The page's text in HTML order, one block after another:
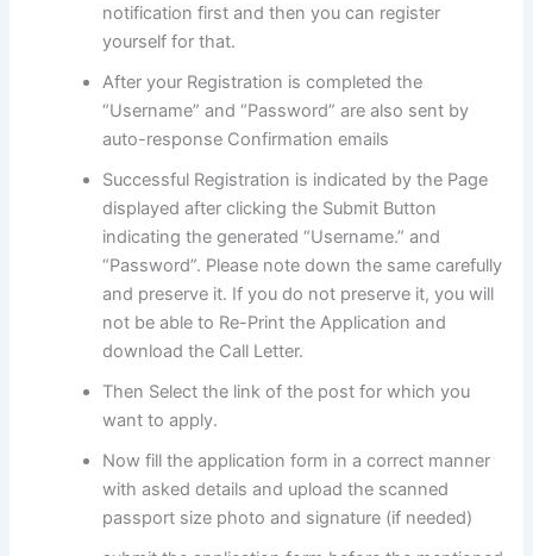
notification first and then you can register
yourself for that.
After your Registration is completed the
“Username” and “Password” are also sent by
auto-response Confirmation emails
Successful Registration is indicated by the Page
displayed after clicking the Submit Button
indicating the generated “Username.” and
“Password”. Please note down the same carefully
and preserve it. If you do not preserve it, you will
not be able to Re-Print the Application and
download the Call Letter.
Then Select the link of the post for which you
want to apply.
Now fill the application form in a correct manner
with asked details and upload the scanned
passport size photo and signature (if needed)